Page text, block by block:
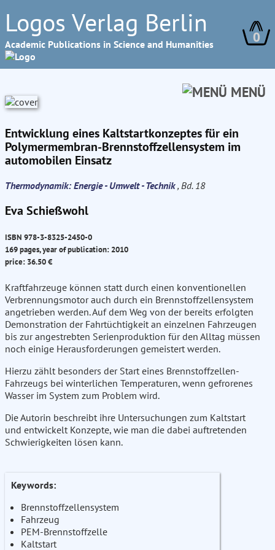
Logos Verlag Berlin
Academic Publications in Science and Humanities 0
MENÜ
Entwicklung eines Kaltstartkonzeptes für ein
Polymermembran-Brennstoffzellensystem im
automobilen Einsatz
Thermodynamik: Energie - Umwelt - Technik, Bd. 18
Eva Schießwohl
ISBN 978-3-8325-2450-0
169 pages, year of publication: 2010
price: 36.50 €
Kraftfahrzeuge können statt durch einen konventionellen
Verbrennungsmotor auch durch ein Brennstoffzellensystem
angetrieben werden. Auf dem Weg von der bereits erfolgten
Demonstration der Fahrtüchtigkeit an einzelnen Fahrzeugen
bis zur angestrebten Serienproduktion für den Alltag müssen
noch einige Herausforderungen gemeistert werden.
Hierzu zählt besonders der Start eines Brennstoffzellen-
Fahrzeugs bei winterlichen Temperaturen, wenn gefrorenes
Wasser im System zum Problem wird.
Die Autorin beschreibt ihre Untersuchungen zum Kaltstart
und entwickelt Konzepte, wie man die dabei auftretenden
Schwierigkeiten lösen kann.
Keywords:
Brennstoffzellensystem
Fahrzeug
PEM-Brennstoffzelle
Kaltstart